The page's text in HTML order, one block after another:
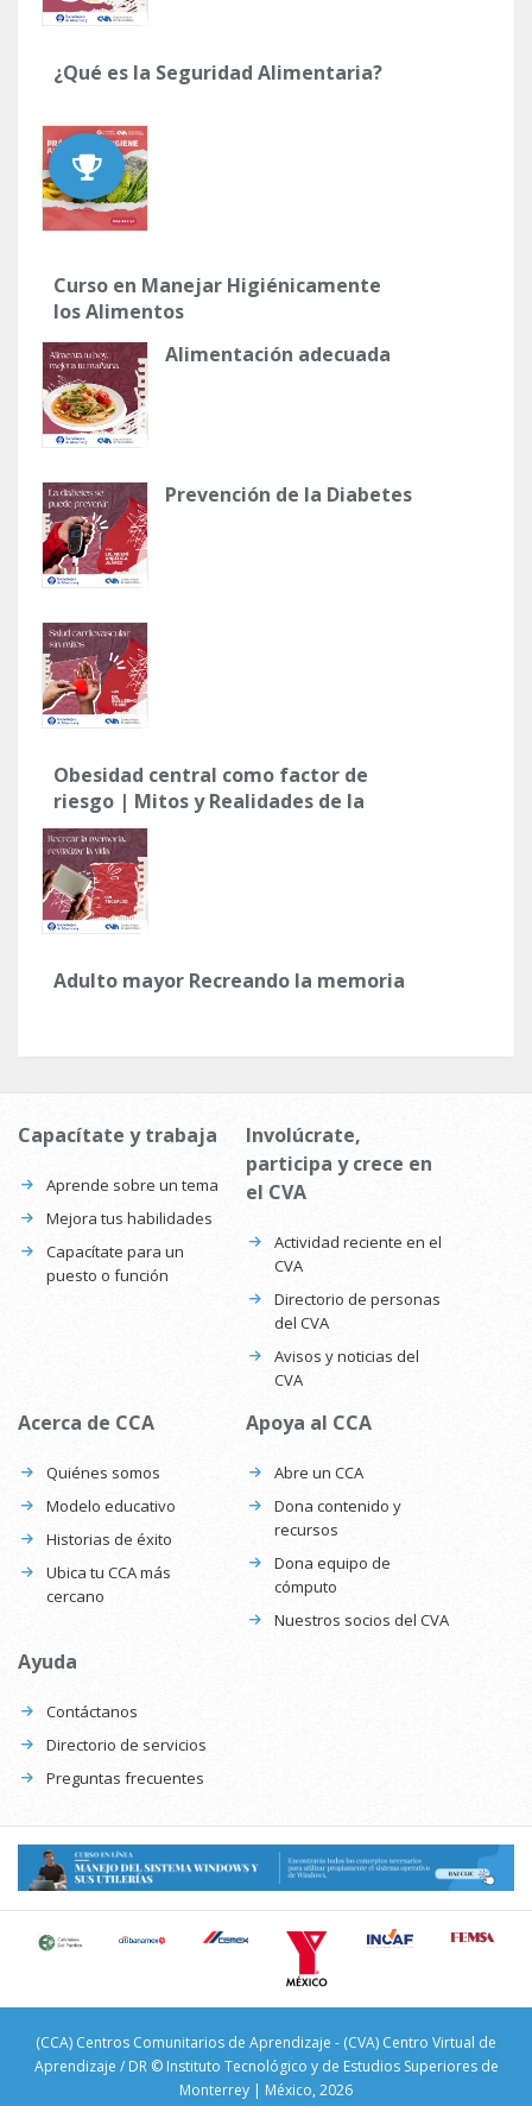
¿Qué es la Seguridad Alimentaria?
Curso en Manejar Higiénicamente
los Alimentos
Alimentación adecuada
Prevención de la Diabetes
Obesidad central como factor de
riesgo | Mitos y Realidades de la
Salud Cardiovascular
Adulto mayor Recreando la memoria
Capacítate y trabaja
Aprende sobre un tema
Mejora tus habilidades
Capacítate para un
puesto o función
Involúcrate,
participa y crece en
el CVA
Actividad reciente en el
CVA
Directorio de personas
del CVA
Avisos y noticias del
CVA
Acerca de CCA
Quiénes somos
Modelo educativo
Historias de éxito
Ubica tu CCA más
cercano
Apoya al CCA
Abre un CCA
Dona contenido y
recursos
Dona equipo de
cómputo
Nuestros socios del CVA
Ayuda
Contáctanos
Directorio de servicios
Preguntas frecuentes
(CCA) Centros Comunitarios de Aprendizaje - (CVA) Centro Virtual de
Aprendizaje / DR © Instituto Tecnológico y de Estudios Superiores de
Monterrey | México, 2026